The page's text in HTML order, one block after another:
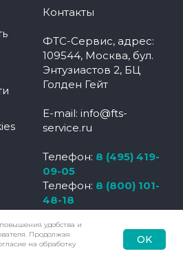
удобства и
Продолжая
на обработку
OK
Контакты
ФТС-Сервис, адрес:
109544, Москва, бул.
Энтузиастов 2, БЦ
Голден Гейт
E-mail: info@fts-
service.ru
Телефон: 8 (495) 419-
09-05
Телефон: 8 (800) 101-
48-18